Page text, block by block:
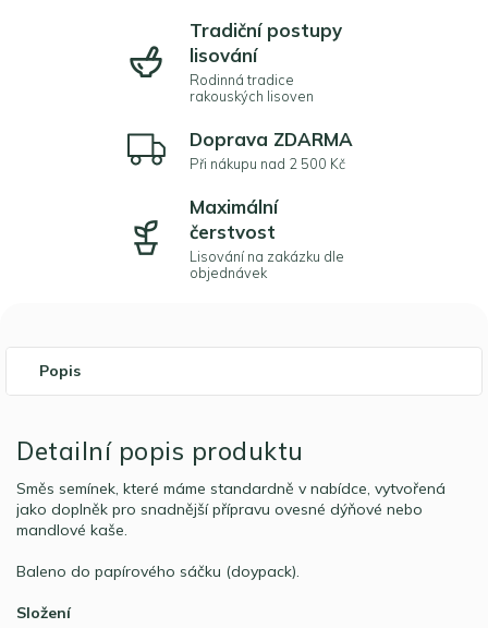
Tradiční postupy
lisování
Rodinná tradice
rakouských lisoven
Doprava ZDARMA
Při nákupu nad 2 500 Kč
Maximální
čerstvost
Lisování na zakázku dle
objednávek
Popis
Detailní popis produktu
Směs semínek, které máme standardně v nabídce, vytvořená
jako doplněk pro snadnější přípravu ovesné dýňové nebo
mandlové kaše.
Baleno do papírového sáčku (doypack).
Složení